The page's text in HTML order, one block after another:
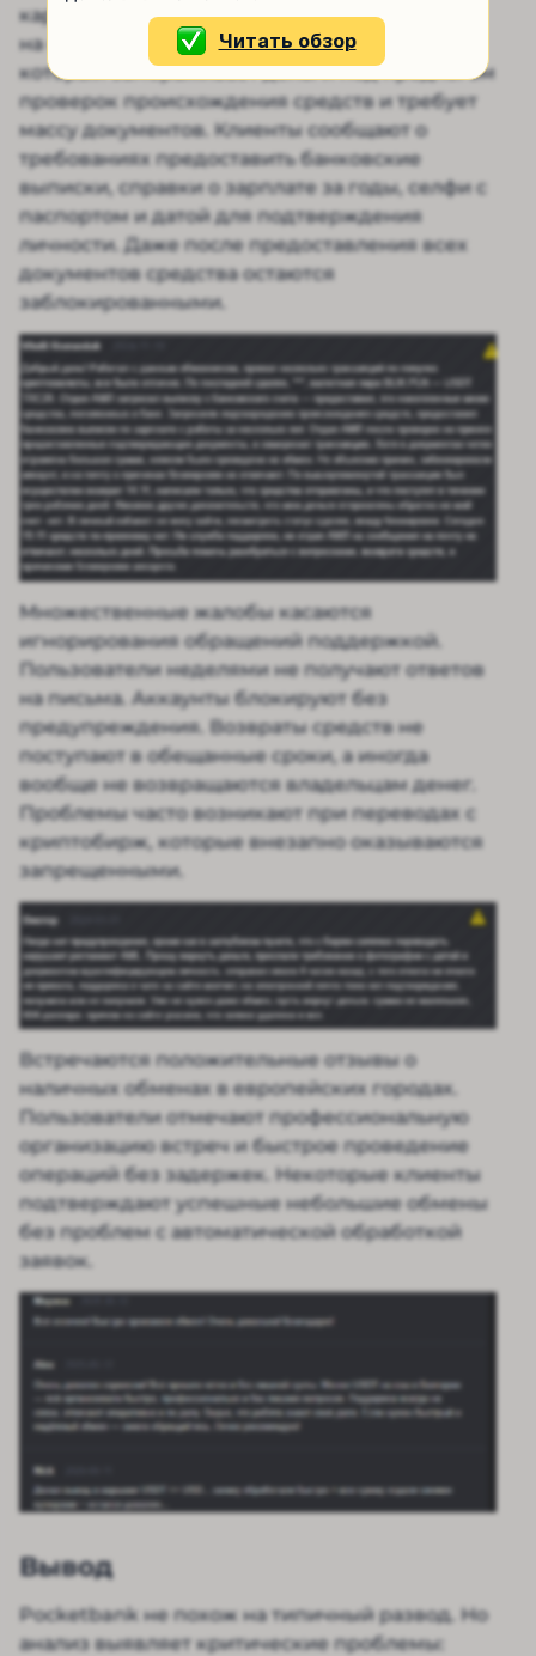
картину полностью. Пользователи жалуются
на серьезные проблемы с AML-отделом,
который замораживает деньги под предлогом
проверок происхождения средств и требует
массу документов. Клиенты сообщают о
требованиях предоставить банковские
выписки, справки о зарплате за годы, селфи с
паспортом и датой для подтверждения
личности. Даже после предоставления всех
документов средства остаются
заблокированными.
Множественные жалобы касаются
игнорирования обращений поддержкой.
Пользователи неделями не получают ответов
на письма. Аккаунты блокируют без
предупреждения. Возвраты средств не
поступают в обещанные сроки, а иногда
вообще не возвращаются владельцам денег.
Проблемы часто возникают при переводах с
криптобирж, которые внезапно оказываются
запрещенными.
Встречаются положительные отзывы о
наличных обменах в европейских городах.
Пользователи отмечают профессиональную
организацию встреч и быстрое проведение
операций без задержек. Некоторые клиенты
подтверждают успешные небольшие обмены
без проблем с автоматической обработкой
заявок.
Вывод
Pocketbank не похож на типичный развод. Но
анализ выявляет критические проблемы:
Читать обзор